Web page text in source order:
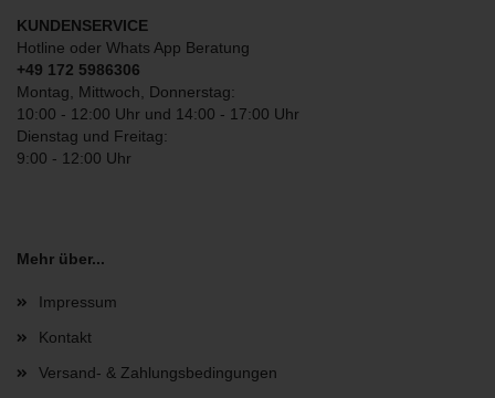
KUNDENSERVICE
Hotline oder Whats App Beratung
+49 172 5986306
Montag, Mittwoch, Donnerstag:
10:00 - 12:00 Uhr und 14:00 - 17:00 Uhr
Dienstag und Freitag:
9:00 - 12:00 Uhr
Mehr über...
Impressum
Kontakt
Versand- & Zahlungsbedingungen